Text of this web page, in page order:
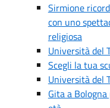
Sirmione
con uno
religiosa
Università del
Scegli la tua
Università del
Gita a